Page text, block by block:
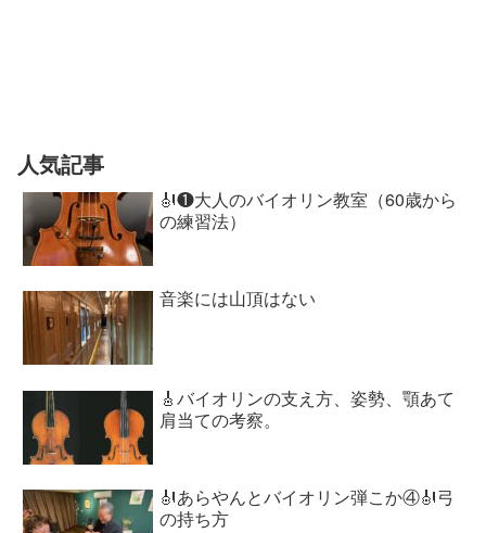
人気記事
🎻❶大人のバイオリン教室（60歳から
の練習法）
音楽には山頂はない
🎸バイオリンの支え方、姿勢、顎あて
肩当ての考察。
🎻あらやんとバイオリン弾こか④🎻弓
の持ち方